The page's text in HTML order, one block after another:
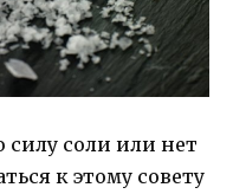
силу соли или нет
к этому совету